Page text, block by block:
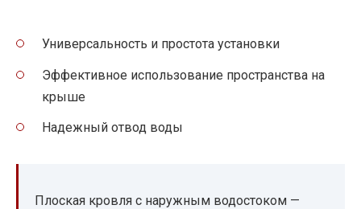
Универсальность и простота установки
Эффективное использование пространства на
крыше
Надежный отвод воды
Плоская кровля с наружным водостоком —